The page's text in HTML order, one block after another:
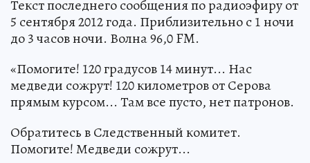
Текст последнего сообщения по радиоэфиру от
5 сентября 2012 года. Приблизительно с 1 ночи
до 3 часов ночи. Волна 96,0 FM.
«Помогите! 120 градусов 14 минут... Нас
медведи сожрут! 120 километров от Серова
прямым курсом... Там все пусто, нет патронов.
Обратитесь в Следственный комитет.
Помогите! Медведи сожрут...